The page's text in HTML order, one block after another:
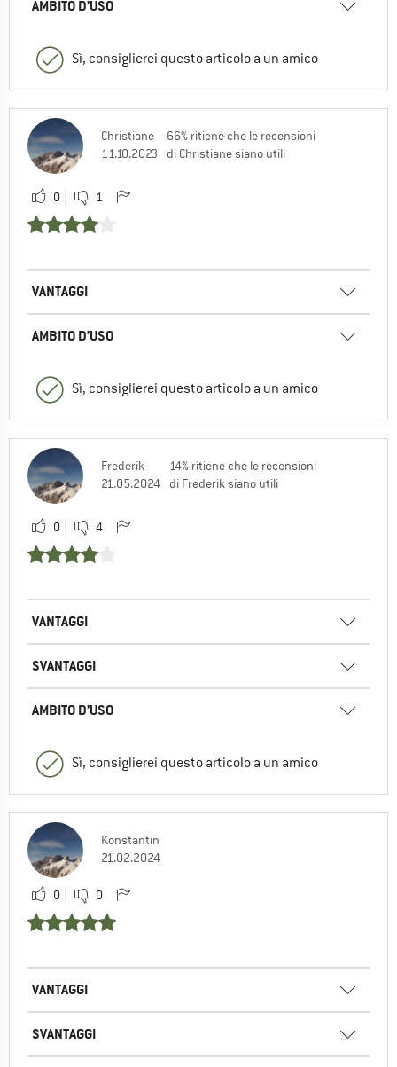
AMBITO D’USO
Sì, consiglierei questo articolo a un amico
Christiane
11.10.2023
66% ritiene che le recensioni
di Christiane siano utili
0 1
VANTAGGI
AMBITO D’USO
Sì, consiglierei questo articolo a un amico
Frederik
21.05.2024
14% ritiene che le recensioni
di Frederik siano utili
0 4
VANTAGGI
SVANTAGGI
AMBITO D’USO
Sì, consiglierei questo articolo a un amico
Konstantin
21.02.2024
0 0
VANTAGGI
SVANTAGGI